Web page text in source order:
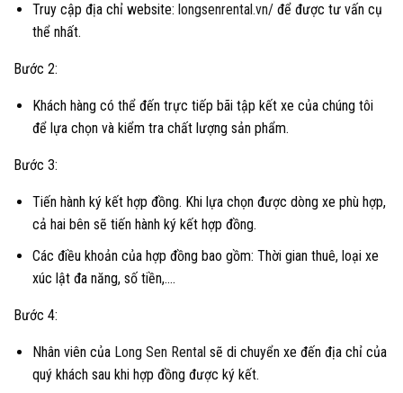
Truy cập địa chỉ website: longsenrental.vn/để được tư vấn cụ
thể nhất.
Bước 2:
Khách hàng có thể đến trực tiếp bãi tập kết xe của chúng tôi
để lựa chọn và kiểm tra chất lượng sản phẩm.
Bước 3:
Tiến hành ký kết hợp đồng. Khi lựa chọn được dòng xe phù hợp,
cả hai bên sẽ tiến hành ký kết hợp đồng.
Các điều khoản của hợp đồng bao gồm: Thời gian thuê, loại xe
xúc lật đa năng, số tiền,….
Bước 4:
Nhân viên của Long Sen Rentalsẽ di chuyển xe đến địa chỉ của
quý khách sau khi hợp đồng được ký kết.